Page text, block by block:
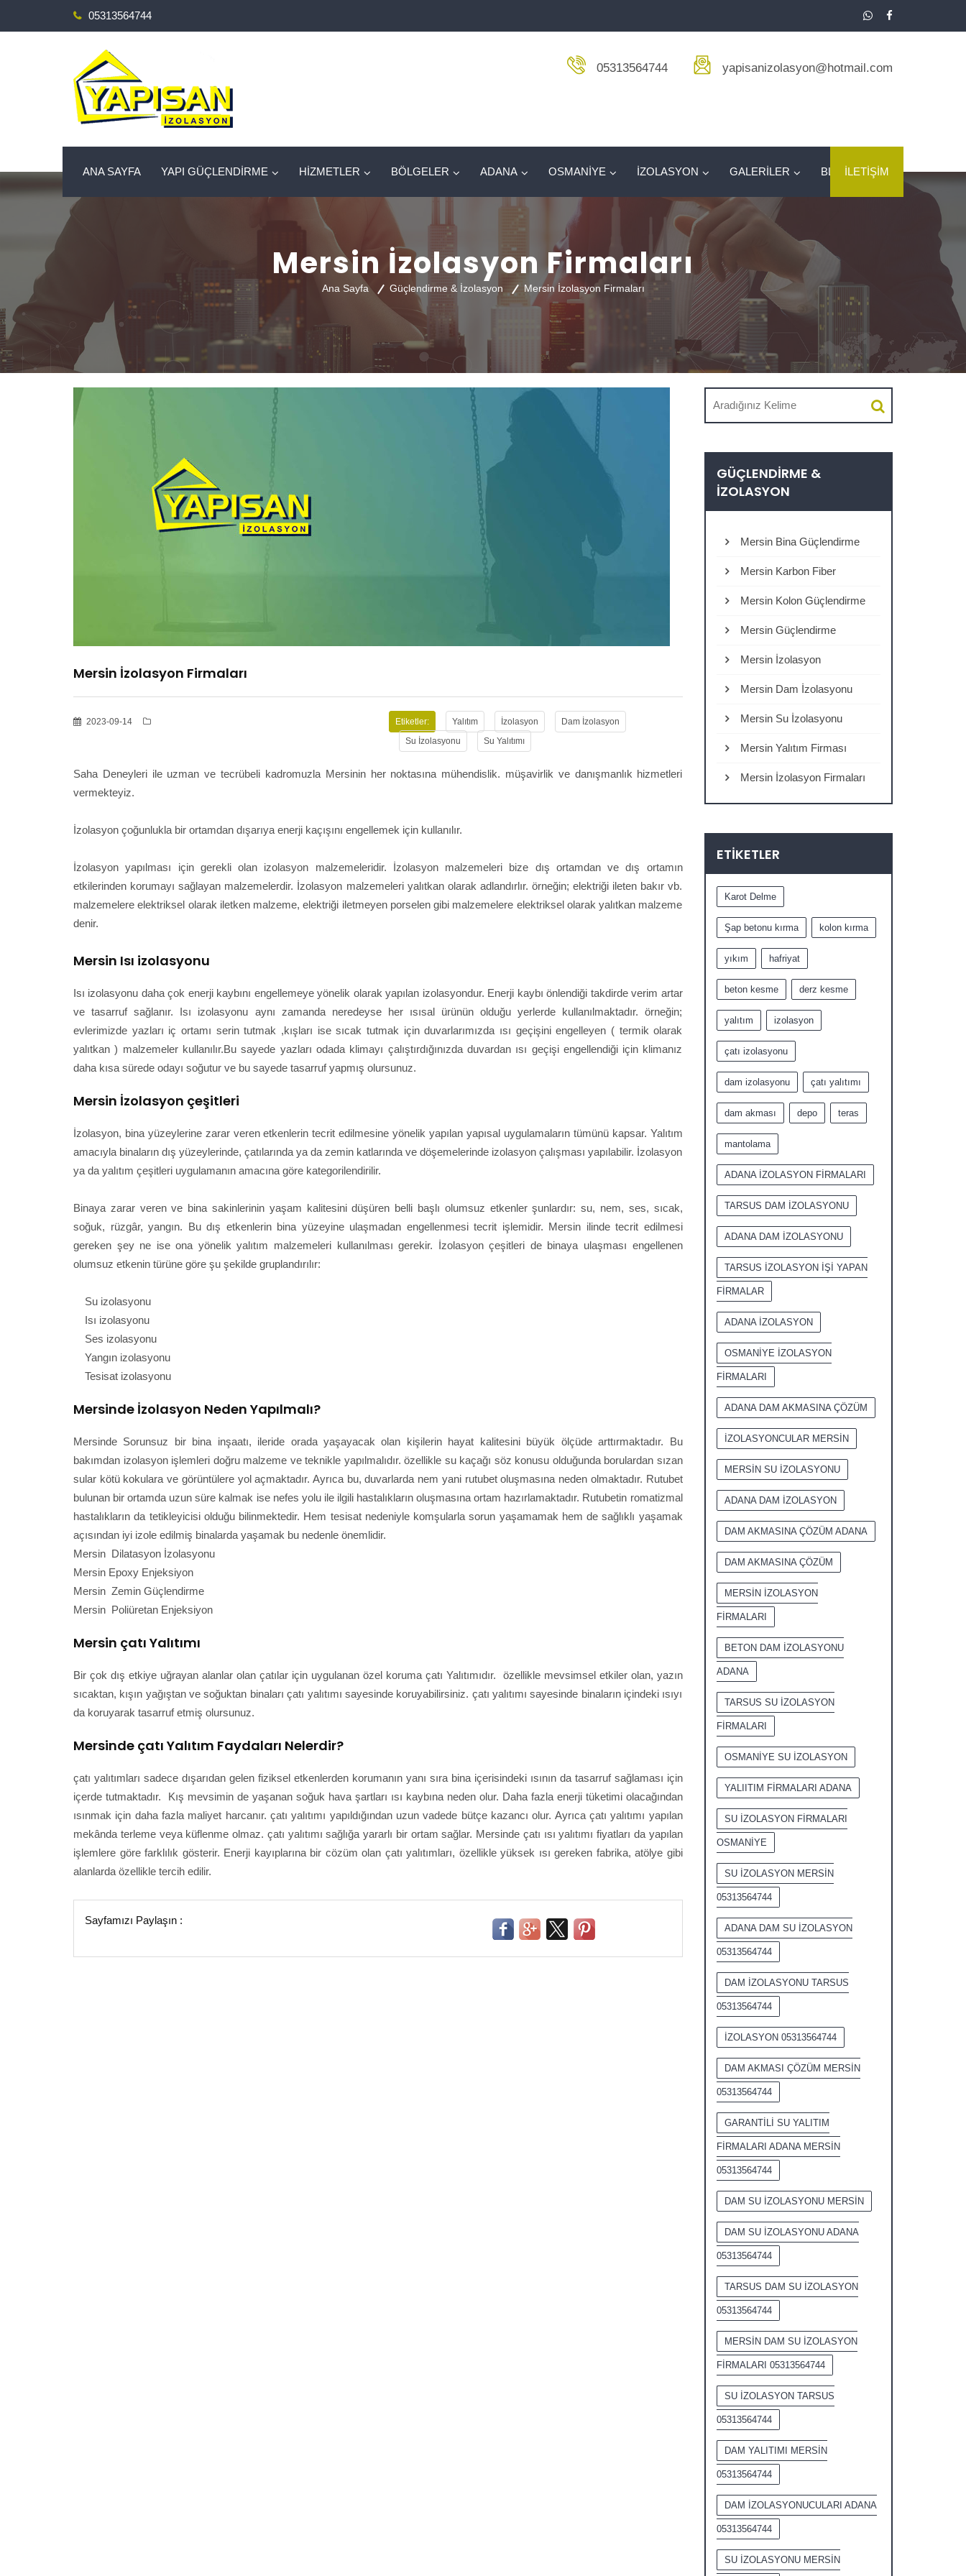
05313564744
05313564744 yapisanizolasyon@hotmail.com
ANA SAYFA YAPI GÜÇLENDİRME HİZMETLER BÖLGELER ADANA OSMANİYE İZOLASYON GALERİLER BLOGİLETİŞİM
Mersin İzolasyon Firmaları
Ana Sayfa Güçlendirme & İzolasyon Mersin İzolasyon Firmaları
Mersin İzolasyon Firmaları
2023-09-14 Etiketler: Yalıtım İzolasyon
Dam İzolasyon
Su İzolasyonu
Su Yalıtımı
Saha Deneyleri ile uzman ve tecrübeli kadromuzla Mersinin her noktasına mühendislik. müşavirlik ve danışmanlık hizmetleri
vermekteyiz.
İzolasyon çoğunlukla bir ortamdan dışarıya enerji kaçışını engellemek için kullanılır.
İzolasyon yapılması için gerekli olan izolasyon malzemeleridir. İzolasyon malzemeleri bize dış ortamdan ve dış ortamın
etkilerinden korumayı sağlayan malzemelerdir. İzolasyon malzemeleri yalıtkan olarak adlandırlır. örneğin; elektriği ileten bakır vb.
malzemelere elektriksel olarak iletken malzeme, elektriği iletmeyen porselen gibi malzemelere elektriksel olarak yalıtkan malzeme
denir.
Mersin Isı izolasyonu
Isı izolasyonu daha çok enerji kaybını engellemeye yönelik olarak yapılan izolasyondur. Enerji kaybı önlendiği takdirde verim artar
ve tasarruf sağlanır. Isı izolasyonu aynı zamanda neredeyse her ısısal ürünün olduğu yerlerde kullanılmaktadır. örneğin;
evlerimizde yazları iç ortamı serin tutmak ,kışları ise sıcak tutmak için duvarlarımızda ısı geçişini engelleyen ( termik olarak
yalıtkan ) malzemeler kullanılır.Bu sayede yazları odada klimayı çalıştırdığınızda duvardan ısı geçişi engellendiği için klimanız
daha kısa sürede odayı soğutur ve bu sayede tasarruf yapmış olursunuz.
Mersin İzolasyon çeşitleri
İzolasyon, bina yüzeylerine zarar veren etkenlerin tecrit edilmesine yönelik yapılan yapısal uygulamaların tümünü kapsar. Yalıtım
amacıyla binaların dış yüzeylerinde, çatılarında ya da zemin katlarında ve döşemelerinde izolasyon çalışması yapılabilir. İzolasyon
ya da yalıtım çeşitleri uygulamanın amacına göre kategorilendirilir.
Binaya zarar veren ve bina sakinlerinin yaşam kalitesini düşüren belli başlı olumsuz etkenler şunlardır: su, nem, ses, sıcak,
soğuk, rüzgâr, yangın. Bu dış etkenlerin bina yüzeyine ulaşmadan engellenmesi tecrit işlemidir. Mersin ilinde tecrit edilmesi
gereken şey ne ise ona yönelik yalıtım malzemeleri kullanılması gerekir. İzolasyon çeşitleri de binaya ulaşması engellenen
olumsuz etkenin türüne göre şu şekilde gruplandırılır:
Su izolasyonu
Isı izolasyonu
Ses izolasyonu
Yangın izolasyonu
Tesisat izolasyonu
Mersinde İzolasyon Neden Yapılmalı?
Mersinde Sorunsuz bir bina inşaatı, ileride orada yaşayacak olan kişilerin hayat kalitesini büyük ölçüde arttırmaktadır. Bu
bakımdan izolasyon işlemleri doğru malzeme ve teknikle yapılmalıdır. özellikle su kaçağı söz konusu olduğunda borulardan sızan
sular kötü kokulara ve görüntülere yol açmaktadır. Ayrıca bu, duvarlarda nem yani rutubet oluşmasına neden olmaktadır. Rutubet
bulunan bir ortamda uzun süre kalmak ise nefes yolu ile ilgili hastalıkların oluşmasına ortam hazırlamaktadır. Rutubetin romatizmal
hastalıkların da tetikleyicisi olduğu bilinmektedir. Hem tesisat nedeniyle komşularla sorun yaşamamak hem de sağlıklı yaşamak
açısından iyi izole edilmiş binalarda yaşamak bu nedenle önemlidir.
Mersin Dilatasyon İzolasyonu
Mersin Epoxy Enjeksiyon
Mersin Zemin Güçlendirme
Mersin Poliüretan Enjeksiyon
Mersin çatı Yalıtımı
Bir çok dış etkiye uğrayan alanlar olan çatılar için uygulanan özel koruma çatı Yalıtımıdır. özellikle mevsimsel etkiler olan, yazın
sıcaktan, kışın yağıştan ve soğuktan binaları çatı yalıtımı sayesinde koruyabilirsiniz. çatı yalıtımı sayesinde binaların içindeki ısıyı
da koruyarak tasarruf etmiş olursunuz.
Mersinde çatı Yalıtım Faydaları Nelerdir?
çatı yalıtımları sadece dışarıdan gelen fiziksel etkenlerden korumanın yanı sıra bina içerisindeki ısının da tasarruf sağlaması için
içerde tutmaktadır. Kış mevsimin de yaşanan soğuk hava şartları ısı kaybına neden olur. Daha fazla enerji tüketimi olacağından
ısınmak için daha fazla maliyet harcanır. çatı yalıtımı yapıldığından uzun vadede bütçe kazancı olur. Ayrıca çatı yalıtımı yapılan
mekânda terleme veya küflenme olmaz. çatı yalıtımı sağlığa yararlı bir ortam sağlar. Mersinde çatı ısı yalıtımı fiyatları da yapılan
işlemlere göre farklılık gösterir. Enerji kayıplarına bir cözüm olan çatı yalıtımları, özellikle yüksek ısı gereken fabrika, atölye gibi
alanlarda özellikle tercih edilir.
Sayfamızı Paylaşın :
GÜÇLENDIRME &
İZOLASYON
Mersin Bina Güçlendirme
Mersin Karbon Fiber
Mersin Kolon Güçlendirme
Mersin Güçlendirme
Mersin İzolasyon
Mersin Dam İzolasyonu
Mersin Su İzolasyonu
Mersin Yalıtım Firması
Mersin İzolasyon Firmaları
ETIKETLER
Karot Delme
Şap betonu kırma kolon kırma
yıkım hafriyat
beton kesme derz kesme
yalıtım izolasyon
çatı izolasyonu
dam izolasyonu çatı yalıtımı
dam akması depo teras
mantolama
ADANA İZOLASYON FİRMALARI
TARSUS DAM İZOLASYONU
ADANA DAM İZOLASYONU
TARSUS İZOLASYON İŞİ YAPAN
FİRMALAR
ADANA İZOLASYON
OSMANİYE İZOLASYON
FİRMALARI
ADANA DAM AKMASINA ÇÖZÜM
İZOLASYONCULAR MERSİN
MERSİN SU İZOLASYONU
ADANA DAM İZOLASYON
DAM AKMASINA ÇÖZÜM ADANA
DAM AKMASINA ÇÖZÜM
MERSİN İZOLASYON
FİRMALARI
BETON DAM İZOLASYONU
ADANA
TARSUS SU İZOLASYON
FİRMALARI
OSMANİYE SU İZOLASYON
YALIITIM FİRMALARI ADANA
SU İZOLASYON FİRMALARI
OSMANİYE
SU İZOLASYON MERSİN
05313564744
ADANA DAM SU İZOLASYON
05313564744
DAM İZOLASYONU TARSUS
05313564744
İZOLASYON 05313564744
DAM AKMASI ÇÖZÜM MERSİN
05313564744
GARANTİLİ SU YALITIM
FİRMALARI ADANA MERSİN
05313564744
DAM SU İZOLASYONU MERSİN
DAM SU İZOLASYONU ADANA
05313564744
TARSUS DAM SU İZOLASYON
05313564744
MERSİN DAM SU İZOLASYON
FİRMALARI 05313564744
SU İZOLASYON TARSUS
05313564744
DAM YALITIMI MERSİN
05313564744
DAM İZOLASYONUCULARI ADANA
05313564744
SU İZOLASYONU MERSİN